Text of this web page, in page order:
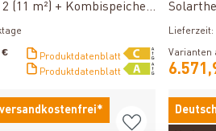
(11 m²) + Kombispeicher
€
Produktdatenblatt
Produktdatenblatt
THKE
Lieferzeit:
Varianten